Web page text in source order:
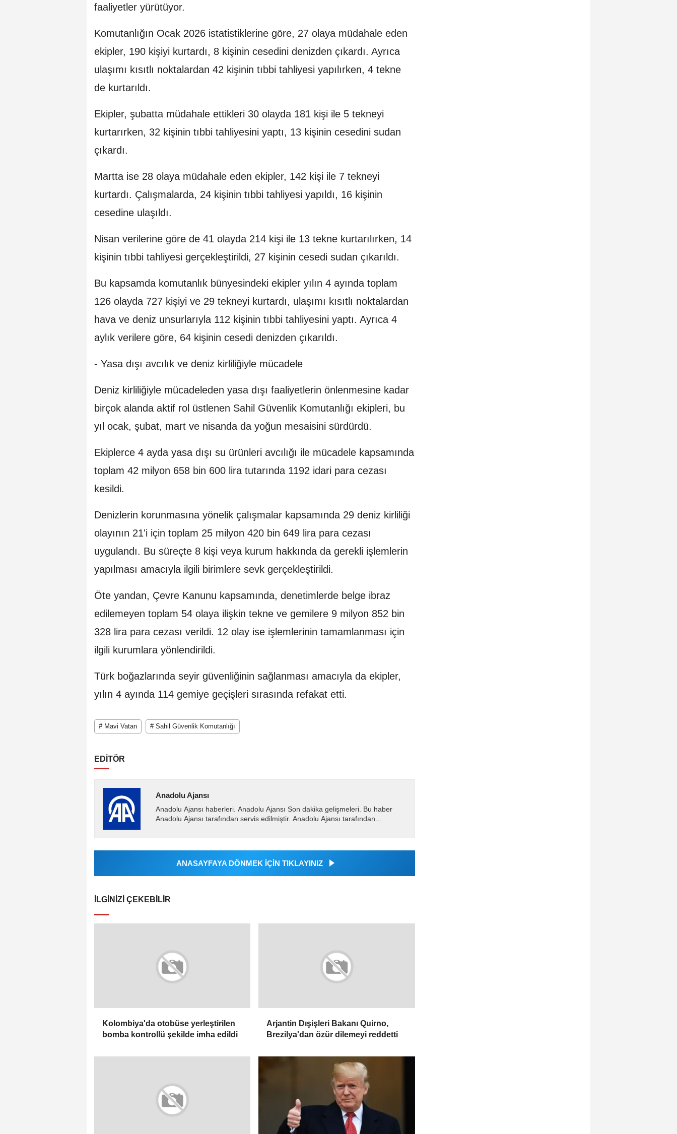
faaliyetler yürütüyor.
Komutanlığın Ocak 2026 istatistiklerine göre, 27 olaya müdahale eden
ekipler, 190 kişiyi kurtardı, 8 kişinin cesedini denizden çıkardı. Ayrıca
ulaşımı kısıtlı noktalardan 42 kişinin tıbbi tahliyesi yapılırken, 4 tekne
de kurtarıldı.
Ekipler, şubatta müdahale ettikleri 30 olayda 181 kişi ile 5 tekneyi
kurtarırken, 32 kişinin tıbbi tahliyesini yaptı, 13 kişinin cesedini sudan
çıkardı.
Martta ise 28 olaya müdahale eden ekipler, 142 kişi ile 7 tekneyi
kurtardı. Çalışmalarda, 24 kişinin tıbbi tahliyesi yapıldı, 16 kişinin
cesedine ulaşıldı.
Nisan verilerine göre de 41 olayda 214 kişi ile 13 tekne kurtarılırken, 14
kişinin tıbbi tahliyesi gerçekleştirildi, 27 kişinin cesedi sudan çıkarıldı.
Bu kapsamda komutanlık bünyesindeki ekipler yılın 4 ayında toplam
126 olayda 727 kişiyi ve 29 tekneyi kurtardı, ulaşımı kısıtlı noktalardan
hava ve deniz unsurlarıyla 112 kişinin tıbbi tahliyesini yaptı. Ayrıca 4
aylık verilere göre, 64 kişinin cesedi denizden çıkarıldı.
- Yasa dışı avcılık ve deniz kirliliğiyle mücadele
Deniz kirliliğiyle mücadeleden yasa dışı faaliyetlerin önlenmesine kadar
birçok alanda aktif rol üstlenen Sahil Güvenlik Komutanlığı ekipleri, bu
yıl ocak, şubat, mart ve nisanda da yoğun mesaisini sürdürdü.
Ekiplerce 4 ayda yasa dışı su ürünleri avcılığı ile mücadele kapsamında
toplam 42 milyon 658 bin 600 lira tutarında 1192 idari para cezası
kesildi.
Denizlerin korunmasına yönelik çalışmalar kapsamında 29 deniz kirliliği
olayının 21'i için toplam 25 milyon 420 bin 649 lira para cezası
uygulandı. Bu süreçte 8 kişi veya kurum hakkında da gerekli işlemlerin
yapılması amacıyla ilgili birimlere sevk gerçekleştirildi.
Öte yandan, Çevre Kanunu kapsamında, denetimlerde belge ibraz
edilemeyen toplam 54 olaya ilişkin tekne ve gemilere 9 milyon 852 bin
328 lira para cezası verildi. 12 olay ise işlemlerinin tamamlanması için
ilgili kurumlara yönlendirildi.
Türk boğazlarında seyir güvenliğinin sağlanması amacıyla da ekipler,
yılın 4 ayında 114 gemiye geçişleri sırasında refakat etti.
# Mavi Vatan # Sahil Güvenlik Komutanlığı
EDİTÖR
Anadolu Ajansı
Anadolu Ajansı haberleri. Anadolu Ajansı Son dakika gelişmeleri. Bu haber
Anadolu Ajansı tarafından servis edilmiştir. Anadolu Ajansı tarafından...
ANASAYFAYA DÖNMEK İÇİN TIKLAYINIZ
İLGINIZI ÇEKEBILIR
Kolombiya'da otobüse yerleştirilen
bomba kontrollü şekilde imha edildi
Arjantin Dışişleri Bakanı Quirno,
Brezilya'dan özür dilemeyi reddetti